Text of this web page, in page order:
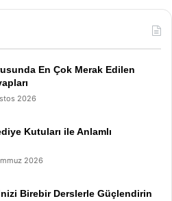
En Çok Merak Edilen
2026
Kutuları ile Anlamlı
2026
Birebir Derslerle Güçlendirin